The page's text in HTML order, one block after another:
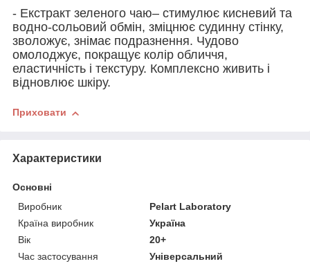
- Екстракт зеленого чаю– стимулює кисневий та
водно-сольовий обмін, зміцнює судинну стінку,
зволожує, знімає подразнення. Чудово
омолоджує, покращує колір обличчя,
еластичність і текстуру. Комплексно живить і
відновлює шкіру.
Приховати
Характеристики
Основні
Виробник
Pelart Laboratory
Країна виробник
Україна
Вік
20+
Час застосування
Універсальний